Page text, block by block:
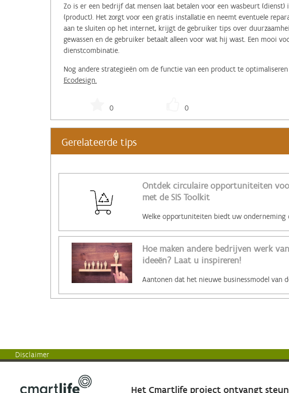
Zo is er een bedrijf dat mensen laat betalen voor een wasbeurt (dienst)
(product). Het zorgt voor een gratis installatie en neemt eventuele
aan te sluiten op het internet, krijgt de gebruiker tips over
gewassen en de gebruiker betaalt alleen voor wat hij wast. Een mooi
dienstcombinatie.
Nog andere strategieën om de functie van een product te
Ecodesign.
0 0
Gerelateerde tips
Ontdek circulaire opportuniteiten
met de SIS Toolkit
Hoe maken andere bedrijven werk
ideeën? Laat u inspireren!
Disclaimer
Het Cmartlife project ontvangt steun